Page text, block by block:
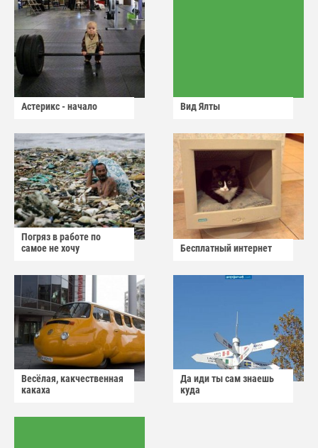
Астерикс - начало Вид Ялты
Погряз в работе по
самое не хочу
Бесплатный интернет
Весёлая, какчественная
какаха
Да иди ты сам знаешь
куда